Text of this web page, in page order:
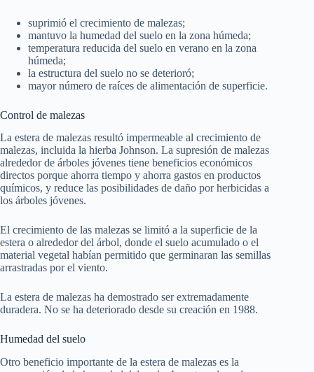
suprimió el crecimiento de malezas;
mantuvo la humedad del suelo en la zona húmeda;
temperatura reducida del suelo en verano en la zona
húmeda;
la estructura del suelo no se deterioró;
mayor número de raíces de alimentación de superficie.
Control de malezas
La estera de malezas resultó impermeable al crecimiento de
malezas, incluida la hierba Johnson. La supresión de malezas
alrededor de árboles jóvenes tiene beneficios económicos
directos porque ahorra tiempo y ahorra gastos en productos
químicos, y reduce las posibilidades de daño por herbicidas a
los árboles jóvenes.
El crecimiento de las malezas se limitó a la superficie de la
estera o alrededor del árbol, donde el suelo acumulado o el
material vegetal habían permitido que germinaran las semillas
arrastradas por el viento.
La estera de malezas ha demostrado ser extremadamente
duradera. No se ha deteriorado desde su creación en 1988.
Humedad del suelo
Otro beneficio importante de la estera de malezas es la